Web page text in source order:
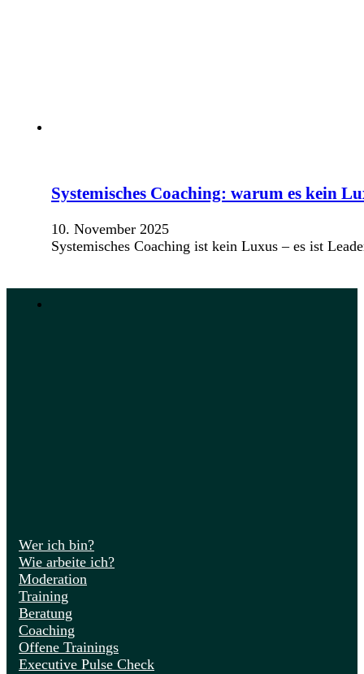
Systemisches Coaching: warum es kein
10. November 2025
Systemisches Coaching ist kein Luxus – es ist
Wer ich bin?
Wie arbeite ich?
Moderation
Training
Beratung
Coaching
Offene Trainings
Executive Pulse Check